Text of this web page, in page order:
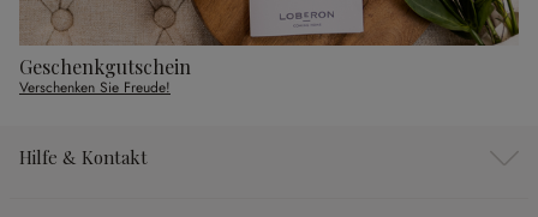
Geschenkgutschein
Verschenken Sie Freude!
Hilfe & Kontakt